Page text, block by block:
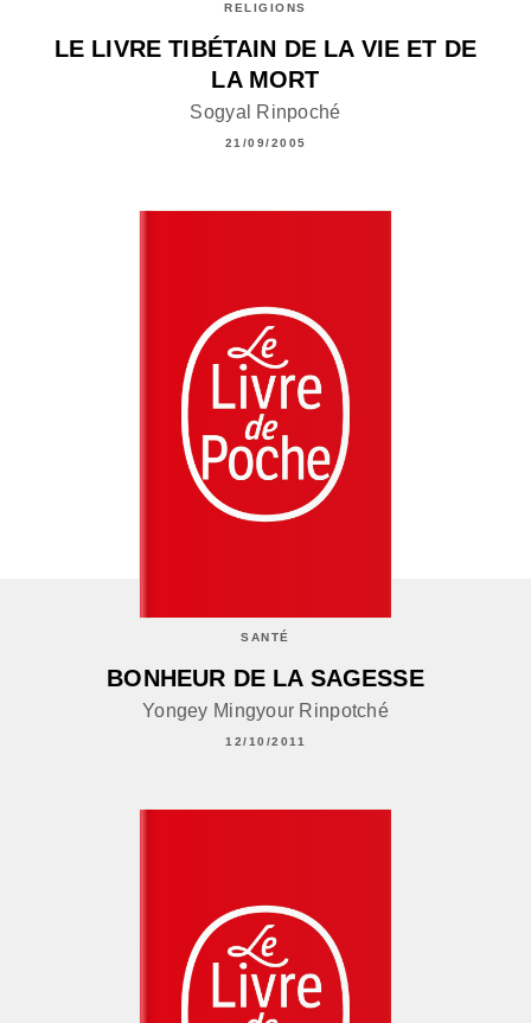
RELIGIONS
LE LIVRE TIBÉTAIN DE LA VIE ET DE
LA MORT
Sogyal Rinpoché
21/09/2005
SANTÉ
BONHEUR DE LA SAGESSE
Yongey Mingyour Rinpotché
12/10/2011